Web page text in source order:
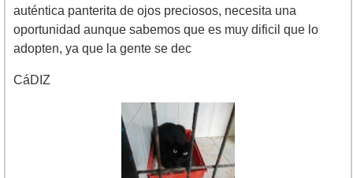
auténtica panterita de ojos preciosos, necesita una
oportunidad aunque sabemos que es muy dificil que lo
adopten, ya que la gente se dec
CáDIZ